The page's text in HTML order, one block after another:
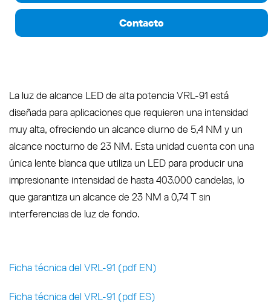
Contacto
La luz de alcance LED de alta potencia VRL-91 está
diseñada para aplicaciones que requieren una intensidad
muy alta, ofreciendo un alcance diurno de 5,4 NM y un
alcance nocturno de 23 NM. Esta unidad cuenta con una
única lente blanca que utiliza un LED para producir una
impresionante intensidad de hasta 403.000 candelas, lo
que garantiza un alcance de 23 NM a 0,74 T sin
interferencias de luz de fondo.
Ficha técnica del VRL-91 (pdf EN)
Ficha técnica del VRL-91 (pdf ES)